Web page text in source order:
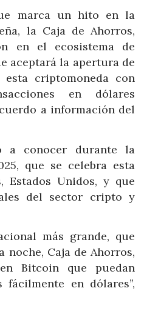
marca un hito en la
la Caja de Ahorros,
en el ecosistema de
aceptará la apertura de
criptomoneda con
en dólares
a información del
a conocer durante la
que se celebra esta
Estados Unidos, y que
del sector cripto y
más grande, que
noche, Caja de Ahorros,
Bitcoin que puedan
fácilmente en dólares”,